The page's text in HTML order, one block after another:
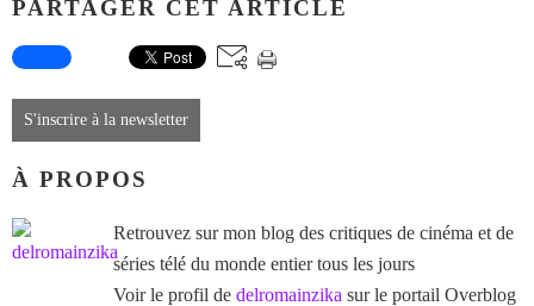
PARTAGER CET ARTICLE
S'inscrire à la newsletter
À PROPOS
Retrouvez sur mon blog des critiques de cinéma et de
séries télé du monde entier tous les jours
Voir le profil de delromainzika sur le portail Overblog